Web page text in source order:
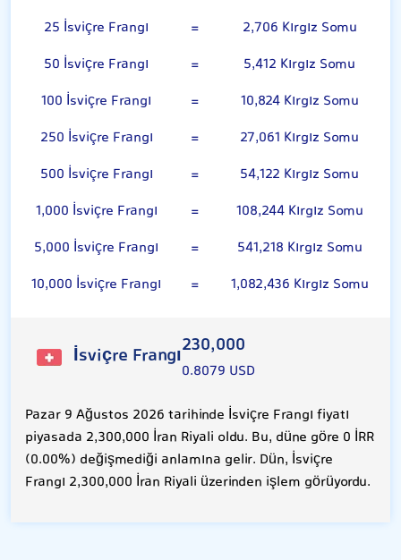
25 İsviçre Frangı
=
2,706 Kırgız Somu
50 İsviçre Frangı
=
5,412 Kırgız Somu
100 İsviçre Frangı
=
10,824 Kırgız Somu
250 İsviçre Frangı
=
27,061 Kırgız Somu
500 İsviçre Frangı
=
54,122 Kırgız Somu
1,000 İsviçre Frangı
=
108,244 Kırgız Somu
5,000 İsviçre Frangı
=
541,218 Kırgız Somu
10,000 İsviçre Frangı
= 1,082,436 Kırgız Somu
İsviçre Frangı230,000
0.8079 USD
Pazar 9 Ağustos 2026 tarihinde İsviçre Frangı fiyatı
piyasada 2,300,000 İran Riyali oldu. Bu, düne göre 0 İRR
(0.00%) değişmediği anlamına gelir. Dün, İsviçre
Frangı 2,300,000 İran Riyali üzerinden işlem görüyordu.